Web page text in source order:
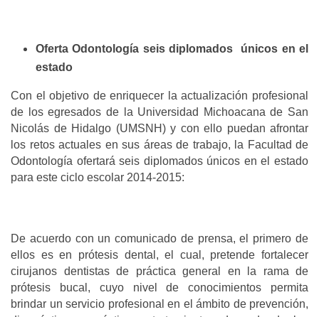
Oferta Odontología seis diplomados únicos en el
estado
Con el objetivo de enriquecer la actualización profesional
de los egresados de la Universidad Michoacana de San
Nicolás de Hidalgo (UMSNH) y con ello puedan afrontar
los retos actuales en sus áreas de trabajo, la Facultad de
Odontología ofertará seis diplomados únicos en el estado
para este ciclo escolar 2014-2015:
De acuerdo con un comunicado de prensa, el primero de
ellos es en prótesis dental, el cual, pretende fortalecer
cirujanos dentistas de práctica general en la rama de
prótesis bucal, cuyo nivel de conocimientos permita
brindar un servicio profesional en el ámbito de prevención,